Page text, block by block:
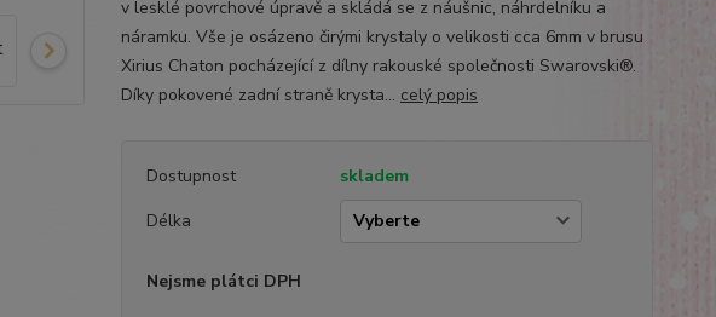
v lesklé povrchové úpravě a skládá se z náušnic, náhrdelníku a
náramku. Vše je osázeno čirými krystaly o velikosti cca 6mm v brusu
Xirius Chaton pocházející z dílny rakouské společnosti Swarovski®.
Díky pokovené zadní straně krysta... celý popis
Dostupnost
skladem
Délka
Nejsme plátci DPH